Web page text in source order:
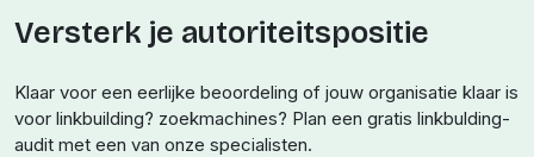
Versterk je autoriteitspositie
Klaar voor een eerlijke beoordeling of jouw organisatie klaar is
voor linkbuilding? zoekmachines? Plan een gratis linkbulding-
audit met een van onze specialisten.